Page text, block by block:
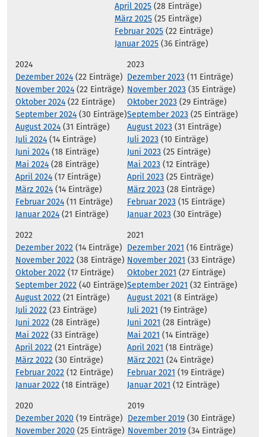
April 2025 (28 Einträge)
März 2025 (25 Einträge)
Februar 2025 (22 Einträge)
Januar 2025 (36 Einträge)
2024
Dezember 2024 (22 Einträge)
November 2024 (22 Einträge)
Oktober 2024 (22 Einträge)
September 2024 (30 Einträge)
August 2024 (31 Einträge)
Juli 2024 (14 Einträge)
Juni 2024 (18 Einträge)
Mai 2024 (28 Einträge)
April 2024 (17 Einträge)
März 2024 (14 Einträge)
Februar 2024 (11 Einträge)
Januar 2024 (21 Einträge)
2023
Dezember 2023 (11 Einträge)
November 2023 (35 Einträge)
Oktober 2023 (29 Einträge)
September 2023 (25 Einträge)
August 2023 (31 Einträge)
Juli 2023 (10 Einträge)
Juni 2023 (25 Einträge)
Mai 2023 (12 Einträge)
April 2023 (25 Einträge)
März 2023 (28 Einträge)
Februar 2023 (15 Einträge)
Januar 2023 (30 Einträge)
2022
Dezember 2022 (14 Einträge)
November 2022 (38 Einträge)
Oktober 2022 (17 Einträge)
September 2022 (40 Einträge)
August 2022 (21 Einträge)
Juli 2022 (23 Einträge)
Juni 2022 (28 Einträge)
Mai 2022 (33 Einträge)
April 2022 (21 Einträge)
März 2022 (30 Einträge)
Februar 2022 (12 Einträge)
Januar 2022 (18 Einträge)
2021
Dezember 2021 (16 Einträge)
November 2021 (33 Einträge)
Oktober 2021 (27 Einträge)
September 2021 (32 Einträge)
August 2021 (8 Einträge)
Juli 2021 (19 Einträge)
Juni 2021 (28 Einträge)
Mai 2021 (14 Einträge)
April 2021 (18 Einträge)
März 2021 (24 Einträge)
Februar 2021 (19 Einträge)
Januar 2021 (12 Einträge)
2020
Dezember 2020 (19 Einträge)
November 2020 (25 Einträge)
2019
Dezember 2019 (30 Einträge)
November 2019 (34 Einträge)